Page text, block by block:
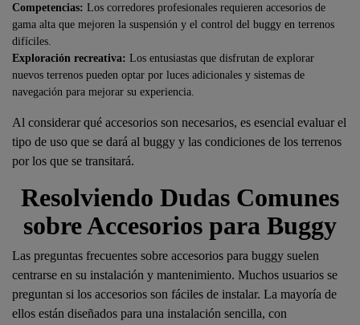
Competencias: Los corredores profesionales requieren accesorios de
gama alta que mejoren la suspensión y el control del buggy en terrenos
difíciles.
Exploración recreativa: Los entusiastas que disfrutan de explorar
nuevos terrenos pueden optar por luces adicionales y sistemas de
navegación para mejorar su experiencia.
Al considerar qué accesorios son necesarios, es esencial evaluar el
tipo de uso que se dará al buggy y las condiciones de los terrenos
por los que se transitará.
Resolviendo Dudas Comunes
sobre Accesorios para Buggy
Las preguntas frecuentes sobre accesorios para buggy suelen
centrarse en su instalación y mantenimiento. Muchos usuarios se
preguntan si los accesorios son fáciles de instalar. La mayoría de
ellos están diseñados para una instalación sencilla, con